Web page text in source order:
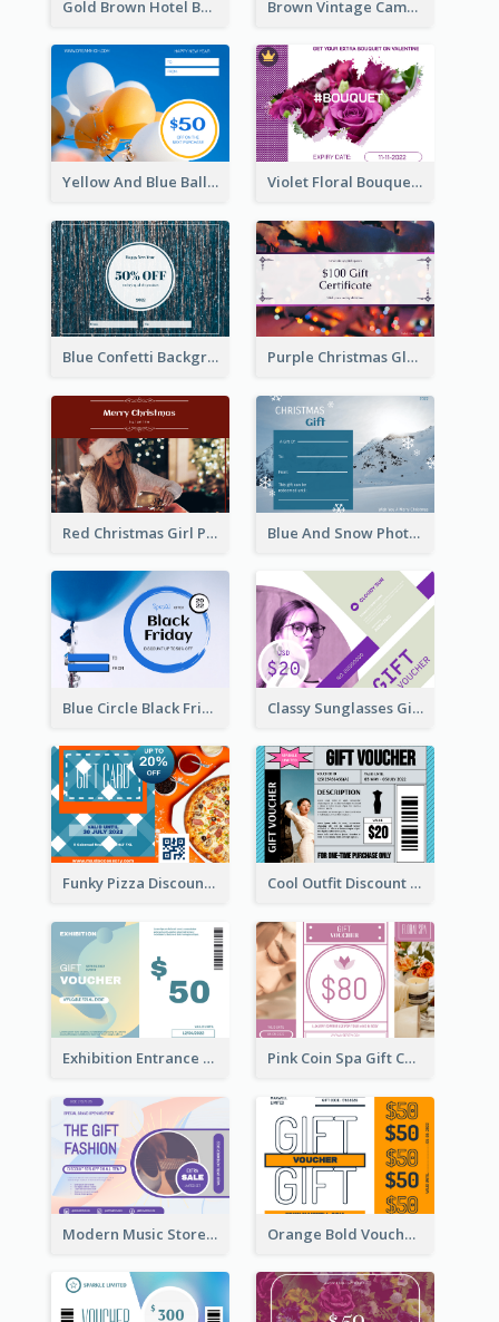
Gold Brown Hotel Booking Gift Card Brown Vintage Camera Sale Gift Card
Yellow And Blue Balloon Photo New Year Gift Card Violet Floral Bouquet Gift Card Design Ideas
Blue Confetti Background New Year Sale Gift Card Purple Christmas Glow Light Background Gift Card
Red Christmas Girl Photo Gift Card Blue And Snow Photo Christmas Gift Card
Blue Circle Black Friday Sale Gift Card Classy Sunglasses Gift Card
Funky Pizza Discount Voucher Gift Card Cool Outfit Discount Voucher Card Design
Exhibition Entrance Discount Gift Card Pink Coin Spa Gift Card
Modern Music Store Gift Card Orange Bold Voucher Gift Card